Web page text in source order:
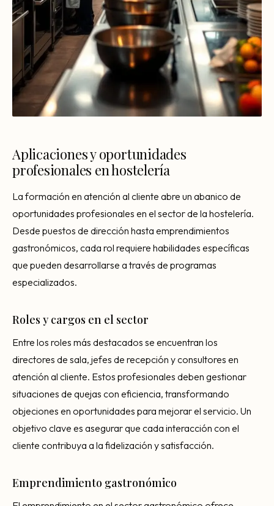
Aplicaciones y oportunidades
profesionales en hostelería
La formación en atención al cliente abre un abanico de
oportunidades profesionales en el sector de la hostelería.
Desde puestos de dirección hasta emprendimientos
gastronómicos, cada rol requiere habilidades específicas
que pueden desarrollarse a través de programas
especializados.
Roles y cargos en el sector
Entre los roles más destacados se encuentran los
directores de sala, jefes de recepción y consultores en
atención al cliente. Estos profesionales deben gestionar
situaciones de quejas con eficiencia, transformando
objeciones en oportunidades para mejorar el servicio. Un
objetivo clave es asegurar que cada interacción con el
cliente contribuya a la fidelización y satisfacción.
Emprendimiento gastronómico